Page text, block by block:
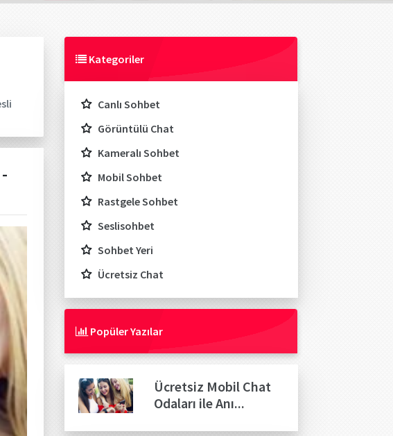
Kategoriler
Canlı Sohbet
Görüntülü Chat
Kameralı Sohbet
Mobil Sohbet
Rastgele Sohbet
Seslisohbet
Sohbet Yeri
Ücretsiz Chat
Popüler Yazılar
Ücretsiz Mobil Chat
Odaları ile Anı...